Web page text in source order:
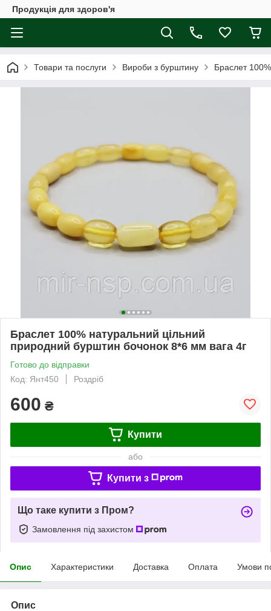
Продукція для здоров'я
Товари та послуги Вироби з бурштину Браслет
Браслет 100% натуральний цільний
природний бурштин бочонок 8*6 мм вага 4г
Готово до відправки
Код: Янт450
Роздріб
600 ₴
Купити
або
Купити з
Що таке купити з Пром?
Замовлення під захистом
Опис Характеристики Доставка Оплата Умови
Опис